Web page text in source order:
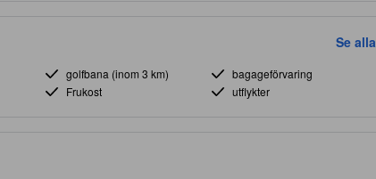
Se alla
golfbana (inom 3 km)
bagageförvaring
Frukost utflykter